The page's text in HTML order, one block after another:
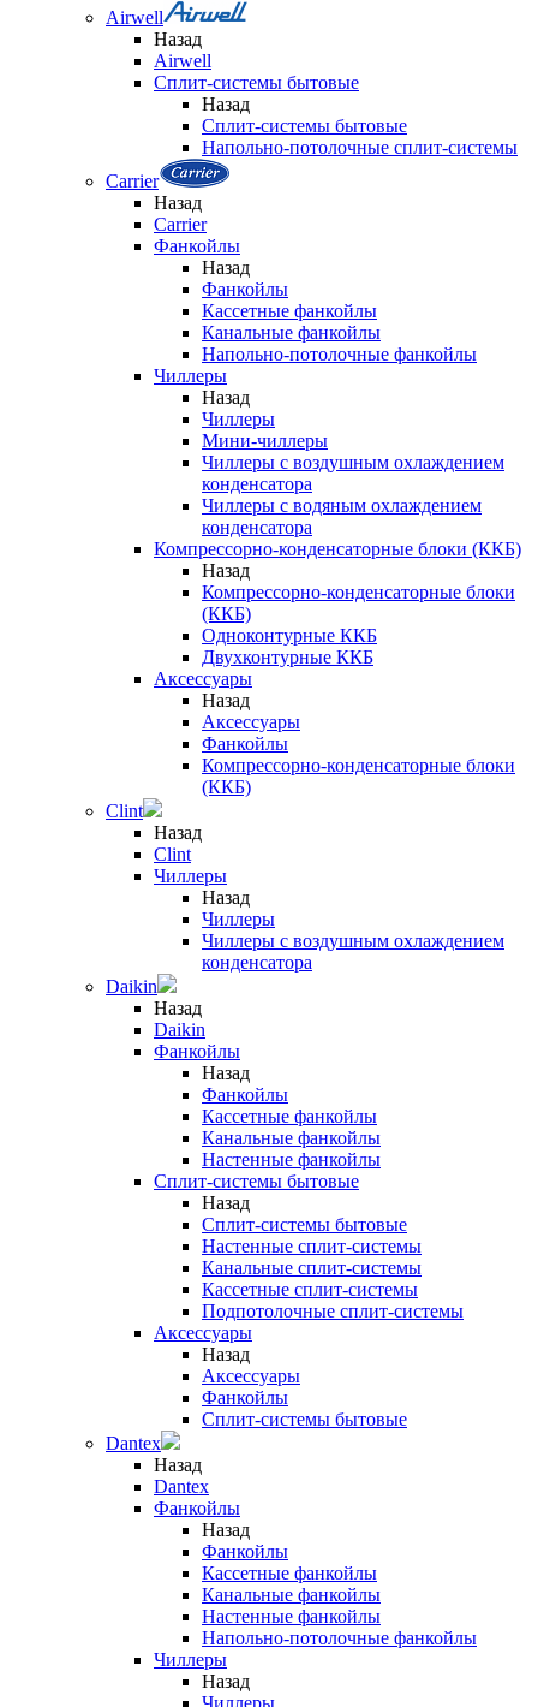
Airwell
Назад
Airwell
Сплит-системы бытовые
Назад
Сплит-системы бытовые
Напольно-потолочные сплит-системы
Carrier
Назад
Carrier
Фанкойлы
Назад
Фанкойлы
Кассетные фанкойлы
Канальные фанкойлы
Напольно-потолочные фанкойлы
Чиллеры
Назад
Чиллеры
Мини-чиллеры
Чиллеры с воздушным охлаждением
конденсатора
Чиллеры с водяным охлаждением
конденсатора
Компрессорно-конденсаторные блоки (ККБ)
Назад
Компрессорно-конденсаторные блоки
(ККБ)
Одноконтурные ККБ
Двухконтурные ККБ
Аксессуары
Назад
Аксессуары
Фанкойлы
Компрессорно-конденсаторные блоки
(ККБ)
Clint
Назад
Clint
Чиллеры
Назад
Чиллеры
Чиллеры с воздушным охлаждением
конденсатора
Daikin
Назад
Daikin
Фанкойлы
Назад
Фанкойлы
Кассетные фанкойлы
Канальные фанкойлы
Настенные фанкойлы
Сплит-системы бытовые
Назад
Сплит-системы бытовые
Настенные сплит-системы
Канальные сплит-системы
Кассетные сплит-системы
Подпотолочные сплит-системы
Аксессуары
Назад
Аксессуары
Фанкойлы
Сплит-системы бытовые
Dantex
Назад
Dantex
Фанкойлы
Назад
Фанкойлы
Кассетные фанкойлы
Канальные фанкойлы
Настенные фанкойлы
Напольно-потолочные фанкойлы
Чиллеры
Назад
Чиллеры